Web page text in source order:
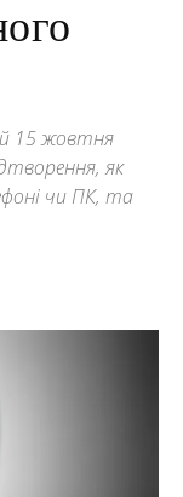
15 жовтня
як
чи ПК, та